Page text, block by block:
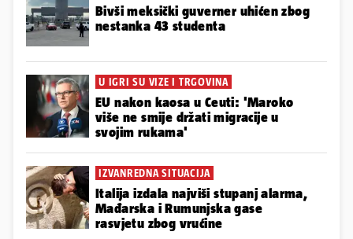
Bivši meksički guverner uhićen zbog
nestanka 43 studenta
U IGRI SU VIZE I TRGOVINA
EU nakon kaosa u Ceuti: 'Maroko
više ne smije držati migracije u
svojim rukama'
IZVANREDNA SITUACIJA
Italija izdala najviši stupanj alarma,
Mađarska i Rumunjska gase
rasvjetu zbog vrućine